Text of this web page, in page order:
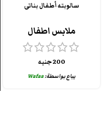
سالوبته أطفال بناتى
ملابس اطفال
200جنيه
يباع بواسطة:Wafaa